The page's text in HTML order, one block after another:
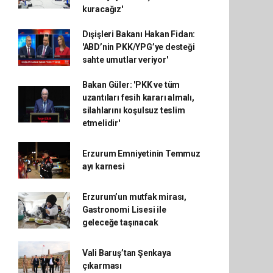
kuracağız'
Dışişleri Bakanı Hakan Fidan:
'ABD’nin PKK/YPG’ye desteği
sahte umutlar veriyor'
Bakan Güler: 'PKK ve tüm
uzantıları fesih kararı almalı,
silahlarını koşulsuz teslim
etmelidir'
Erzurum Emniyetinin Temmuz
ayı karnesi
Erzurum’un mutfak mirası,
Gastronomi Lisesi ile
geleceğe taşınacak
Vali Baruş’tan Şenkaya
çıkarması